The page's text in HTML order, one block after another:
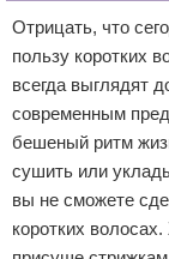
Отрицать, что
пользу коротких
всегда выглядят
современным
бешеный ритм
сушить или
вы не сможете
коротких